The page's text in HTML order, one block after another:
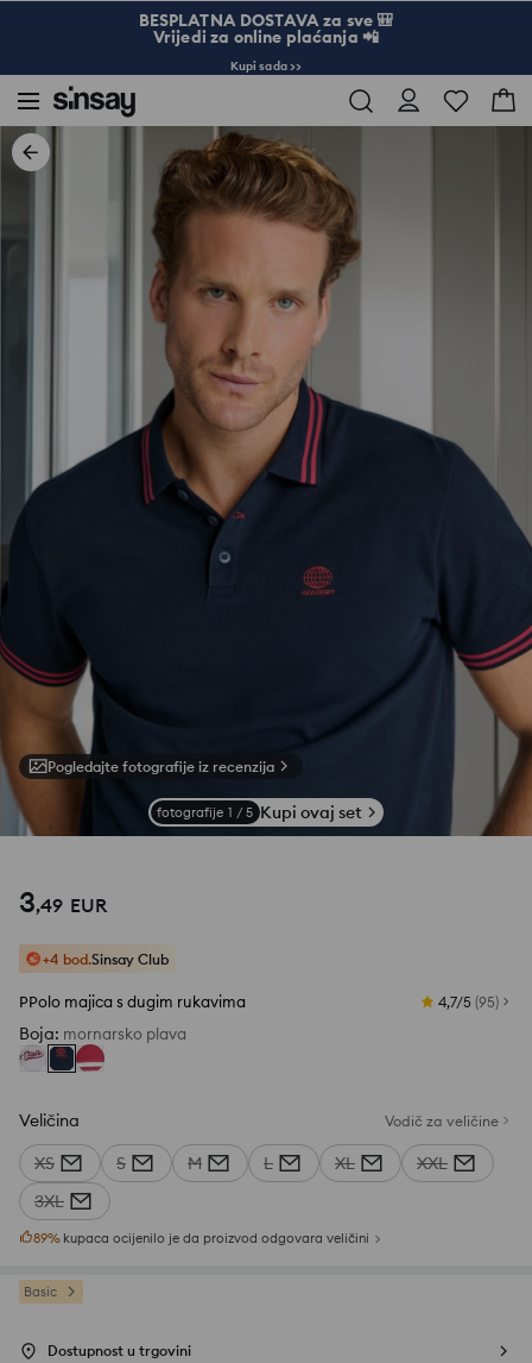
BESPLATNA DOSTAVA za sve 🎒
Vrijedi za online plaćanja 📲
Kupi sada >>
Pogledajte fotografije iz recenzija
fotografije 1 / 5 Kupi ovaj set
3,49 EUR
+4 bod.Sinsay Club
PPolo majica s dugim rukavima 4,7/5 (95)
Boja: mornarsko plava
Veličina Vodič za veličine
XS S M L XL
XXL
3XL
89% kupaca ocijenilo je da proizvod odgovara veličini
Basic
Dostupnost u trgovini